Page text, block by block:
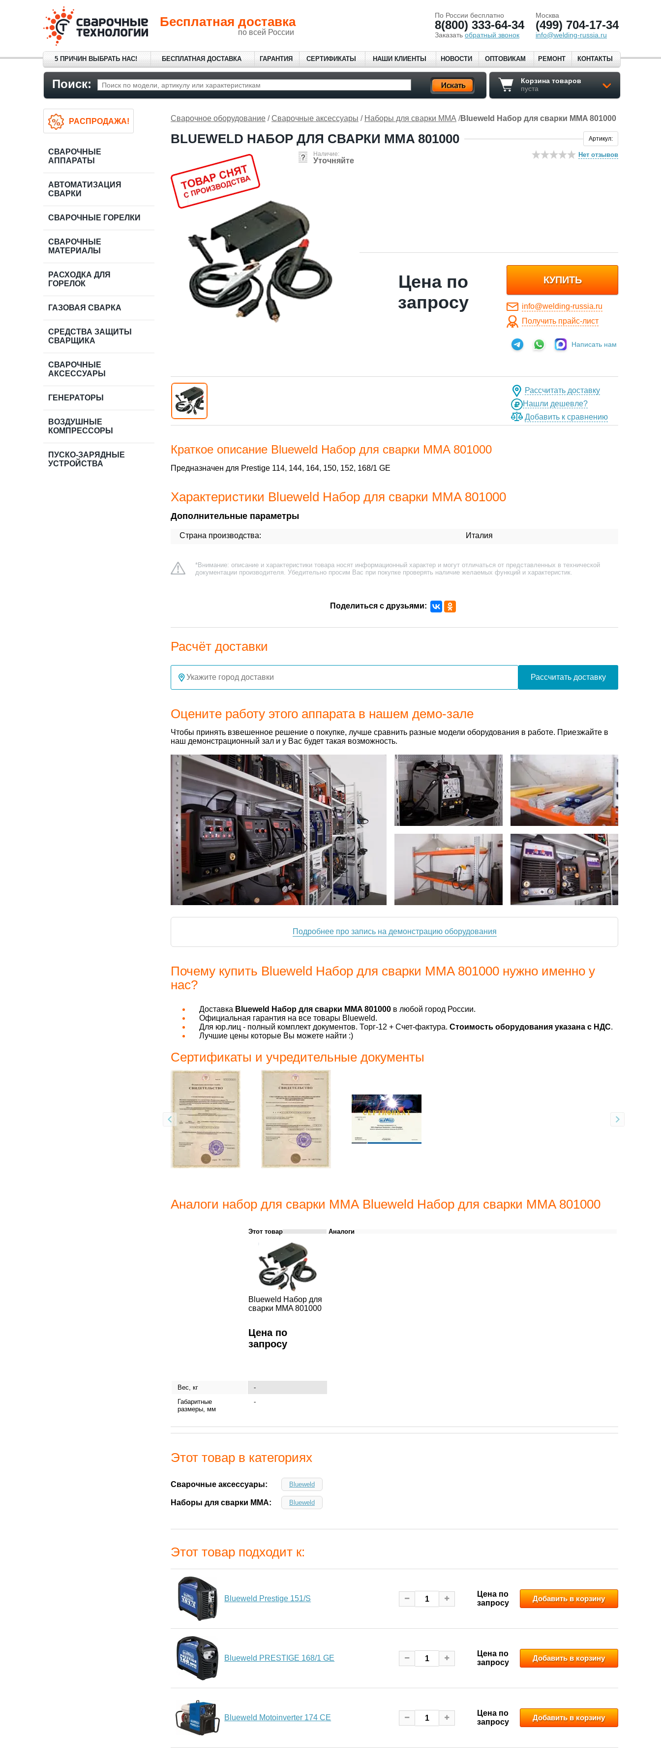
Бесплатная доставка
по всей России
По России бесплатно
8(800) 333-64-34
Заказать обратный звонок
Москва
(499) 704-17-34
info@welding-russia.ru
5 ПРИЧИН ВЫБРАТЬ НАС! БЕСПЛАТНАЯ ДОСТАВКА ГАРАНТИЯ СЕРТИФИКАТЫ НАШИ КЛИЕНТЫ НОВОСТИ ОПТОВИКАМ РЕМОНТ КОНТАКТЫ
Поиск:
Корзина товаров
пуста
Сварочное оборудование / Сварочные аксессуары / Наборы для сварки ММА /Blueweld Набор для сварки MMA 801000
BLUEWELD НАБОР ДЛЯ СВАРКИ MMA 801000
Нет отзывов
Артикул:
Наличие:
Уточняйте
Цена по
запросу
КУПИТЬ
info@welding-russia.ru
Получить прайс-лист
Написать нам
Рассчитать доставку
Нашли дешевле?
Добавить к сравнению
Краткое описание Blueweld Набор для сварки MMA 801000
Предназначен для Prestige 114, 144, 164, 150, 152, 168/1 GE
Характеристики Blueweld Набор для сварки MMA 801000
Дополнительные параметры
Страна производства: Италия
*Внимание: описание и характеристики товара носят информационный характер и могут отличаться от представленных в технической
документации производителя. Убедительно просим Вас при покупке проверять наличие желаемых функций и характеристик.
Поделиться с друзьями:
Расчёт доставки
Рассчитать доставку
Оцените работу этого аппарата в нашем демо-зале
Чтобы принять взвешенное решение о покупке, лучше сравнить разные модели оборудования в работе. Приезжайте в
наш демонстрационный зал и у Вас будет такая возможность.
Подробнее про запись на демонстрацию оборудования
Почему купить Blueweld Набор для сварки MMA 801000 нужно именно у
нас?
Доставка Blueweld Набор для сварки MMA 801000 в любой город России.
Официальная гарантия на все товары Blueweld.
Для юр.лиц - полный комплект документов. Торг-12 + Счет-фактура. Стоимость оборудования указана с НДС.
Лучшие цены которые Вы можете найти :)
Сертификаты и учредительные документы
Аналоги набор для сварки ММА Blueweld Набор для сварки MMA 801000
Этот товар Аналоги
Blueweld Набор для
сварки MMA 801000
Цена по
запросу
Вес, кг
-
Габаритные
размеры, мм
-
Этот товар в категориях
Сварочные аксессуары: Blueweld
Наборы для сварки ММА: Blueweld
Этот товар подходит к:
Blueweld Prestige 151/S
Цена по
запросу
Добавить в корзину
Blueweld PRESTIGE 168/1 GE
Цена по
запросу
Добавить в корзину
Blueweld Motoinverter 174 CE
Цена по
запросу
Добавить в корзину
РАСПРОДАЖА!
СВАРОЧНЫЕ
АППАРАТЫ
АВТОМАТИЗАЦИЯ
СВАРКИ
СВАРОЧНЫЕ ГОРЕЛКИ
СВАРОЧНЫЕ
МАТЕРИАЛЫ
РАСХОДКА ДЛЯ
ГОРЕЛОК
ГАЗОВАЯ СВАРКА
СРЕДСТВА ЗАЩИТЫ
СВАРЩИКА
СВАРОЧНЫЕ
АКСЕССУАРЫ
ГЕНЕРАТОРЫ
ВОЗДУШНЫЕ
КОМПРЕССОРЫ
ПУСКО-ЗАРЯДНЫЕ
УСТРОЙСТВА